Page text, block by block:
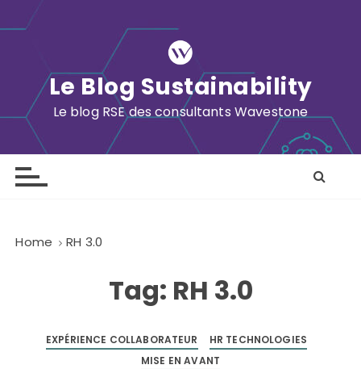
k
o
Le Blog Sustainability
Le blog RSE des consultants Wavestone
Home RH 3.0
Tag: RH 3.0
EXPÉRIENCE COLLABORATEUR
HR TECHNOLOGIES
MISE EN AVANT